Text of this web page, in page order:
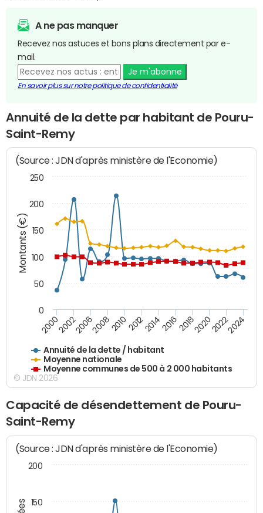
A ne pas manquer
Recevez nos astuces et bons plans directement par e-
mail.
Je m'abonne
En savoir plus sur notre politique de confidentialité
Annuité de la dette par habitant de Pouru-
Saint-Remy
Montants (€)
(Source : JDN d'après ministère de l'Economie)
Annuité de la dette / habitant
Moyenne nationale
Moyenne communes de 500 à 2 000 habitants
200020022006200820102012201420162018202020222024
0
50
100
150
200
250
© JDN 2026
Capacité de désendettement de Pouru-
Saint-Remy
(Source : JDN d'après ministère de l'Economie)
150
200